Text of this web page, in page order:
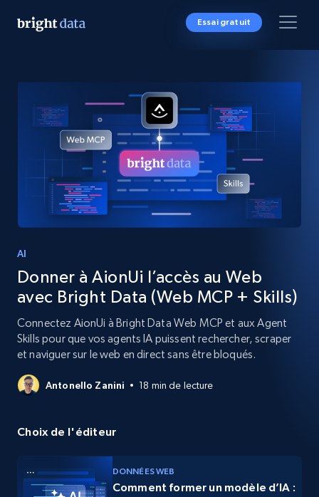
Essai gratuit
AI
Donner à AionUi l’accès au Web
avec Bright Data (Web MCP + Skills)
Connectez AionUi à Bright Data Web MCP et aux Agent
Skills pour que vos agents IA puissent rechercher, scraper
et naviguer sur le web en direct sans être bloqués.
Antonello Zanini 18 min de lecture
Choix de l'éditeur
DONNÉES WEB
Comment former un modèle d’IA :